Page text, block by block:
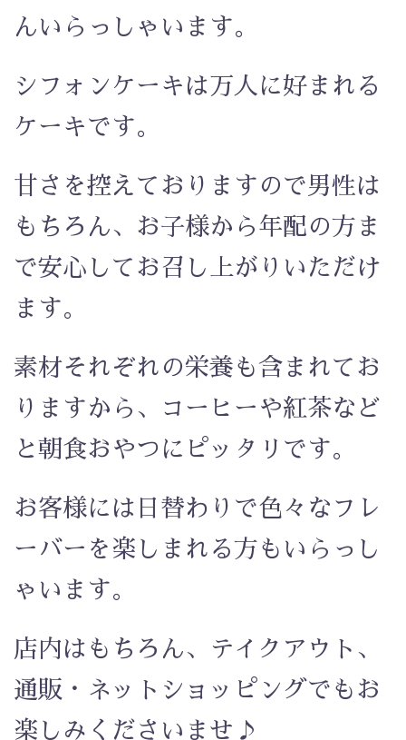
んいらっしゃいます。
シフォンケーキは万人に好まれる
ケーキです。
甘さを控えておりますので男性は
もちろん、お子様から年配の方ま
で安心してお召し上がりいただけ
ます。
素材それぞれの栄養も含まれてお
りますから、コーヒーや紅茶など
と朝食おやつにピッタリです。
お客様には日替わりで色々なフレ
ーバーを楽しまれる方もいらっし
ゃいます。
店内はもちろん、テイクアウト、
通販・ネットショッピングでもお
楽しみくださいませ♪